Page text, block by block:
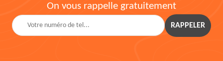
On vous rappelle gratuitement